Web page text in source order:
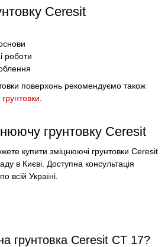
Ceresit
роботи
поверхонь рекомендуємо також
грунтовки
грунтовку Ceresit
купити зміцнюючі грунтовки Ceresit
в Києві. Доступна консультація
всій Україні.
грунтовка Ceresit CT 17?